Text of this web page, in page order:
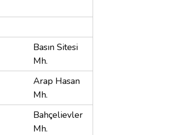
Basın Sitesi
Mh.
Arap Hasan
Mh.
Bahçelievler
Mh.